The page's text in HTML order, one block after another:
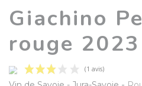
Giachino
rouge 2023